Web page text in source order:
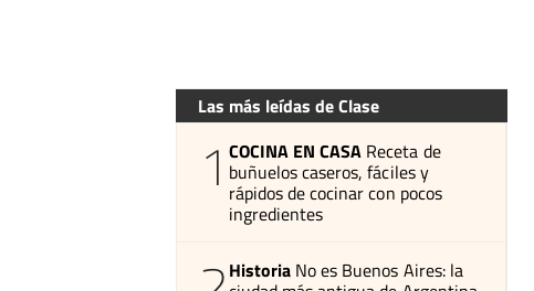
Las más leídas de Clase
1 COCINA EN CASA Receta de
buñuelos caseros, fáciles y
rápidos de cocinar con pocos
ingredientes
Historia No es Buenos Aires: la